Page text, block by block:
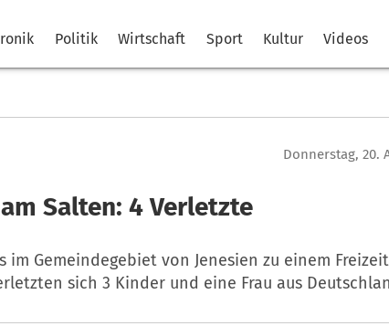
Politik Wirtschaft Sport Kultur Videos
Donnerstag, 20.
Salten: 4 Verletzte
im Gemeindegebiet von Jenesien zu einem
sich 3 Kinder und eine Frau aus